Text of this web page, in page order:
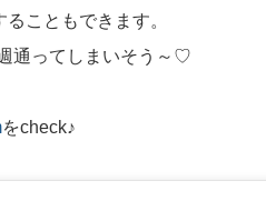
こともできます。
通ってしまいそう～♡
をcheck♪